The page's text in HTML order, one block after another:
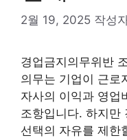
2월 19, 2025 작성
경업금지의무위반
의무는 기업이 근로
자사의 이익과 영업
조항입니다. 하지만
선택의 자유를 제한